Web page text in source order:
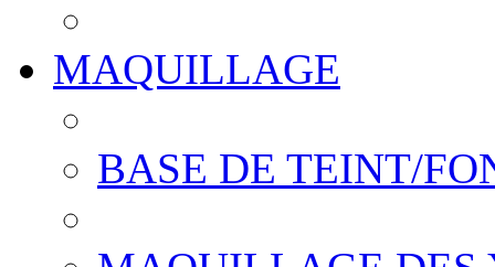
MAQUILLAGE
BASE DE TEINT/